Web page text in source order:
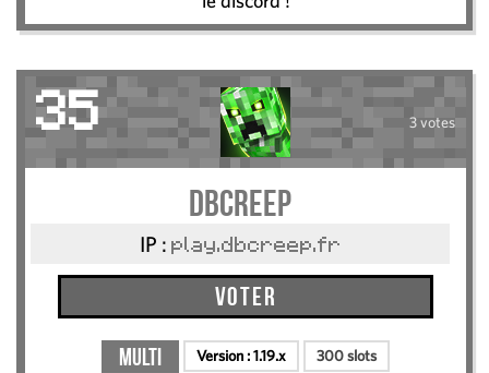
35 3 votes
Dbcreep
IP : play.dbcreep.fr
Voter
Multi Version :1.19.x 300 slots